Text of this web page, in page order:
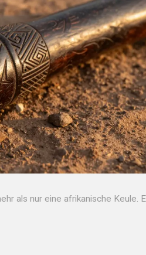
als nur eine afrikanische Keule.